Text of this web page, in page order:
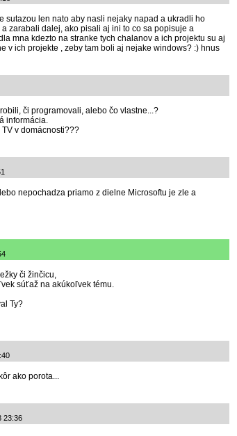
sutazou len nato aby nasli nejaky napad a ukradli ho
zarabali dalej, ako pisali aj ini to co sa popisuje a
mna kdezto na stranke tych chalanov a ich projektu su aj
v ich projekte , zeby tam boli aj nejake windows? :) hnus
či programovali, alebo čo vlastne...?
informácia.
v domácnosti???
nepochadza priamo z dielne Microsoftu je zle a
či žinčicu,
súťaž na akúkoľvek tému.
Ty?
ako porota...
23:36